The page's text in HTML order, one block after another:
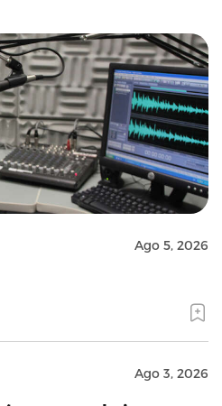
Ago 5, 2026
Ago 3, 2026